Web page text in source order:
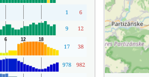
1 6
9 12
17 38
978 982